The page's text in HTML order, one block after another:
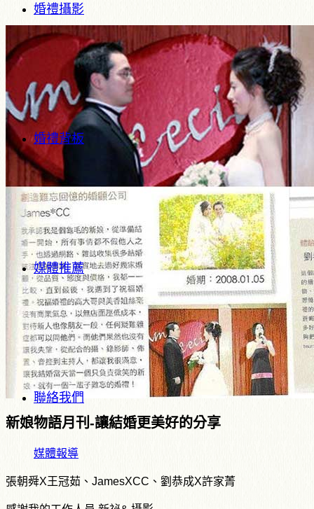
婚禮攝影
婚禮背板
媒體推薦
聯絡我們
新娘物語月刊-讓結婚更美好的分享
媒體報導
張朝舜X王冠茹、JamesXCC、劉恭成X許家菁